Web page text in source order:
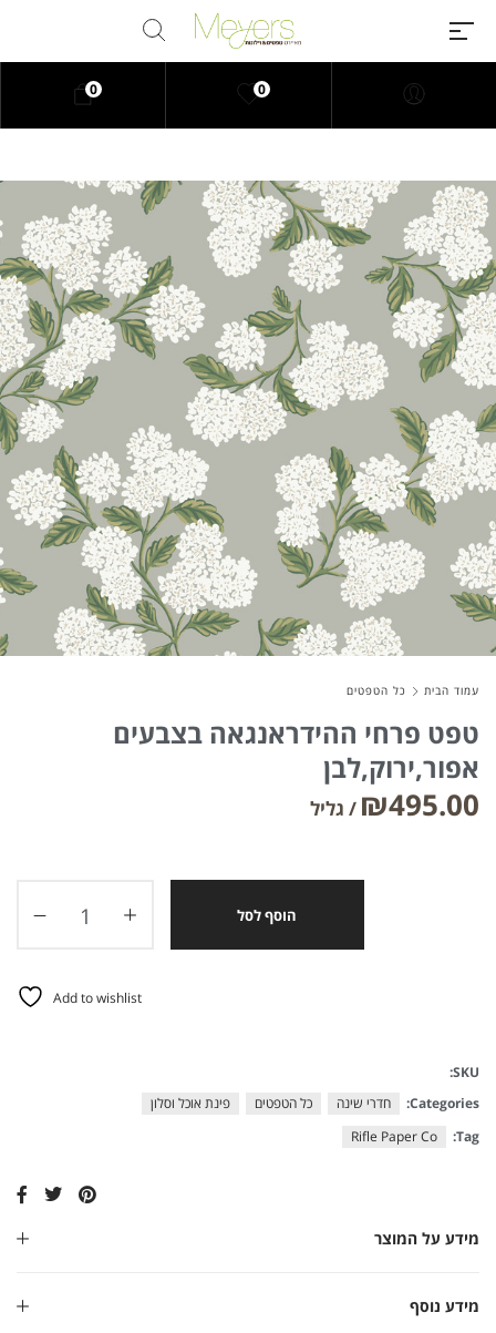
Millions of people around the
world visit Envato to buy and sell
creative assets, use smart design
templates, learn creative skills or
even hire freelancers. With an
industry-leading marketplace
paired with an unlimited
subscription service, Envato
helps creatives like you get
projects done faster.
About Envato
Careers
Community
Blog
Meetups
0
0
עמוד הבית כל הטפטים
טפט פרחי ההידראנגאה בצבעים
אפור,ירוק,לבן
₪495.00
הוסף לסל
Add to wishlist
מידע על המוצר
מידע נוסף
SKU:
Categories:
חדרי שינה כל הטפטים
פינת אוכל וסלון
Tag:
Rifle Paper Co